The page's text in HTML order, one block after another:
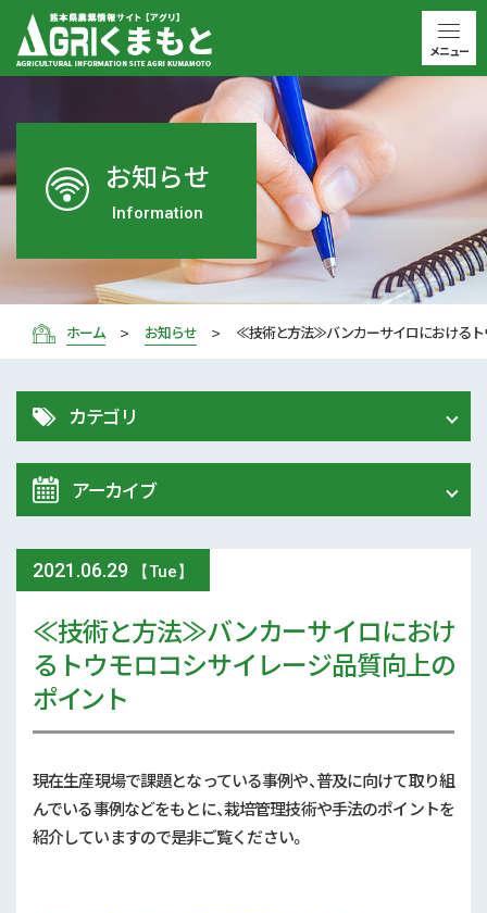
お知らせ
Information
ホーム お知らせ ≪技術と方法≫バンカーサイロにおけるト
2021.06.29 【Tue】
≪技術と方法≫バンカーサイロにおけ
るトウモロコシサイレージ品質向上の
ポイント
現在生産現場で課題となっている事例や、普及に向けて取り組
んでいる事例などをもとに、栽培管理技術や手法のポイントを
紹介していますので是非ご覧ください。
カテゴリ
令和8年 熊本地震関連情報
農業大学校
スマート農業
参考文献
気象
アーカイブ
2026年 (74)
2025年 (107)
2024年 (125)
2023年 (139)
2022年 (170)
2021年 (173)
メニュー